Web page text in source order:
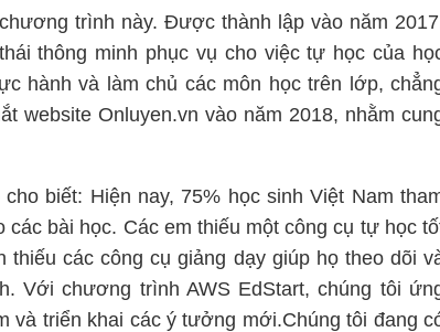
trình này. Được thành lập vào năm
thông minh phục vụ cho việc tự học của
hành và làm chủ các môn học trên lớp,
website Onluyen.vn vào năm 2018, nhằm
biết: Hiện nay, 75% học sinh Việt Nam
bài học. Các em thiếu một công cụ tự học
các công cụ giảng dạy giúp họ theo dõi
Với chương trình AWS EdStart, chúng tôi
và triển khai các ý tưởng mới.Chúng tôi đang